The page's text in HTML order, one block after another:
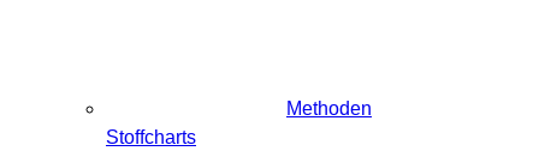
Methoden
Stoffcharts